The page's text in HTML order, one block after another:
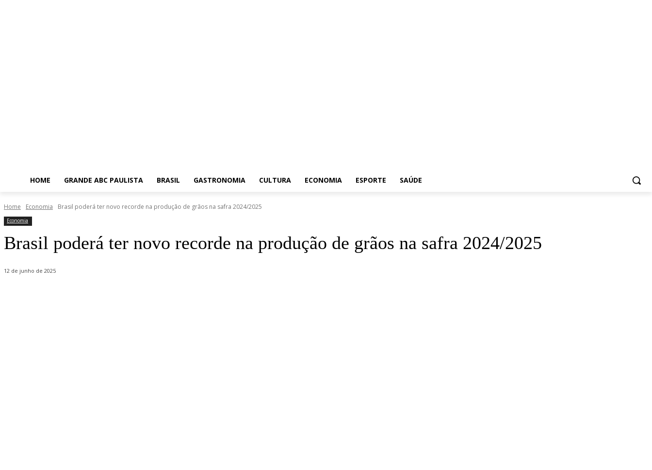
HOME GRANDE ABC PAULISTA BRASIL GASTRONOMIA CULTURA ECONOMIA ESPORTE SAÚDE
Home Economia Brasil poderá ter novo recorde na produção de grãos na safra 2024/2025
Economia
Brasil poderá ter novo recorde na produção de grãos na safra 2024/2025
12 de junho de 2025